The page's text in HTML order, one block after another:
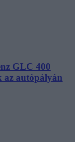
GLC 400
az autópályán